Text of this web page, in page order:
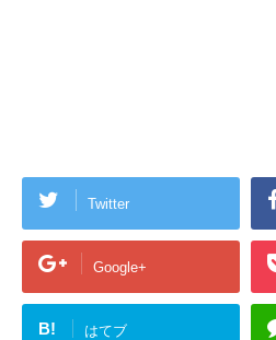
Twitter
Google+
B! はてブ